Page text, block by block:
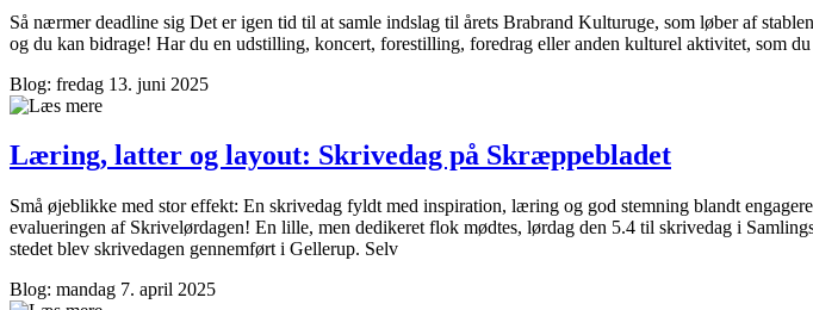
Så nærmer deadline sig Det er igen tid til at samle indslag til årets Brabrand Kulturuge, som løber af
og du kan bidrage! Har du en udstilling, koncert, forestilling, foredrag eller anden kulturel aktivitet, som
Blog: fredag 13. juni 2025
Læring, latter og layout: Skrivedag på Skræppe­bladet
Små øjeblikke med stor effekt: En skrivedag fyldt med inspiration, læring og god stemning blandt
evalueringen af Skrivelørdagen! En lille, men dedikeret flok mødtes, lørdag den 5.4 til skrivedag i
stedet blev skrivedagen gennemført i Gellerup. Selv
Blog: mandag 7. april 2025